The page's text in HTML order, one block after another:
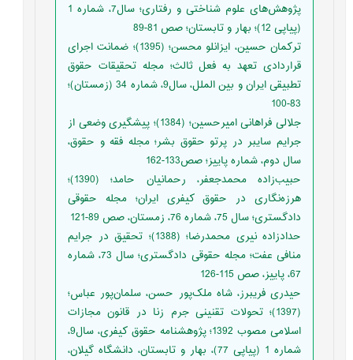
(پیاپی 12)؛ بهار و تابستان؛ صص 81-89
ترکمان حسین، ایزانلو محسن؛ (1395)؛ ضمانت اجرای
قراردادی تعهد به فعل ثالث؛ مجله تحقیقات حقوق
تطبیقی ایران و بین الملل، سال9، شماره 34 (زمستان)؛
83-100
جلالی فراهانی امیرحسین؛ (1384)؛ پیشگیری وضعی از
جرایم سایبر در پرتو حقوق بشر؛ مجله فقه و حقوق،
سال دوم، شماره پاییز؛ صص133-162
حبیب‌زاده محمدجعفر، رحمانیان حامد؛ (1390)؛
هرزه‌نگاری در حقوق کیفری ایران؛ مجله حقوقی
دادگستری؛ سال 75، شماره 76، زمستان، صص 89-121
حدادزاده نیری محمدرضا؛ (1388)؛ تحقیق در جرایم
منافی عفت؛ مجله حقوقی دادگستری؛ سال 73، شماره
67، پاییز، صص 115-126
حیدری فریبرز، شاه ملک‌پور حسن، سلمان‌پور عباس؛
(1397)؛ تحولات تقنینی جرم زنا در قانون مجازات
اسلامی مصوب 1392؛ پژوهشنامه حقوق کیفری، سال9،
شماره 1 (پیاپی 77)، بهار و تابستان، دانشگاه گیلان،